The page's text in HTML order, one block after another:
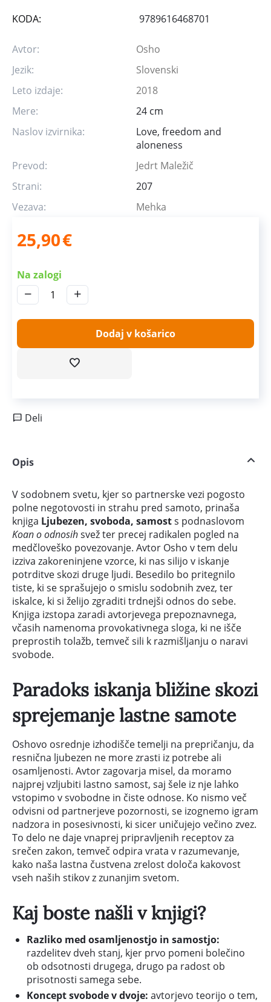
KODA: 9789616468701
Avtor:
Osho
Jezik:
Slovenski
Leto izdaje:
2018
Mere:
24 cm
Naslov izvirnika:
Love, freedom and
aloneness
Prevod:
Jedrt Maležič
Strani:
207
Vezava:
Mehka
25,90€
Na zalogi
+
−
Dodaj v košarico
Deli
Opis
V sodobnem svetu, kjer so partnerske vezi pogosto
polne negotovosti in strahu pred samoto, prinaša
knjiga Ljubezen, svoboda, samosts podnaslovom
Koan o odnosihsvež ter precej radikalen pogled na
medčloveško povezovanje. Avtor Osho v tem delu
izziva zakoreninjene vzorce, ki nas silijo v iskanje
potrditve skozi druge ljudi. Besedilo bo pritegnilo
tiste, ki se sprašujejo o smislu sodobnih zvez, ter
iskalce, ki si želijo zgraditi trdnejši odnos do sebe.
Knjiga izstopa zaradi avtorjevega prepoznavnega,
včasih namenoma provokativnega sloga, ki ne išče
preprostih tolažb, temveč sili k razmišljanju o naravi
svobode.
Paradoks iskanja bližine skozi
sprejemanje lastne samote
Oshovo osrednje izhodišče temelji na prepričanju, da
resnična ljubezen ne more zrasti iz potrebe ali
osamljenosti. Avtor zagovarja misel, da moramo
najprej vzljubiti lastno samost, saj šele iz nje lahko
vstopimo v svobodne in čiste odnose. Ko nismo več
odvisni od partnerjeve pozornosti, se izognemo igram
nadzora in posesivnosti, ki sicer uničujejo večino zvez.
To delo ne daje vnaprej pripravljenih receptov za
srečen zakon, temveč odpira vrata v razumevanje,
kako naša lastna čustvena zrelost določa kakovost
vseh naših stikov z zunanjim svetom.
Kaj boste našli v knjigi?
Razliko med osamljenostjo in samostjo:
razdelitev dveh stanj, kjer prvo pomeni bolečino
ob odsotnosti drugega, drugo pa radost ob
prisotnosti samega sebe.
Koncept svobode v dvoje: avtorjevo teorijo o tem,